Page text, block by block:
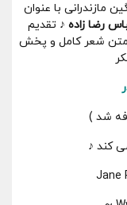
مازندرانی با عنوان
رضا زاده ♪ تقدیم
متن شعر کامل و پخش
شد )
کند ♪
Jane